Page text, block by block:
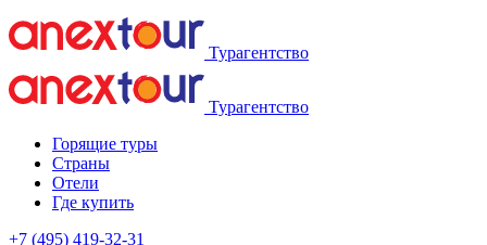
Турагентство
Турагентство
Горящие туры
Страны
Отели
Где купить
+7 (495) 419-32-31